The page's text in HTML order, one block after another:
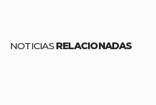
NOTICIAS RELACIONADAS